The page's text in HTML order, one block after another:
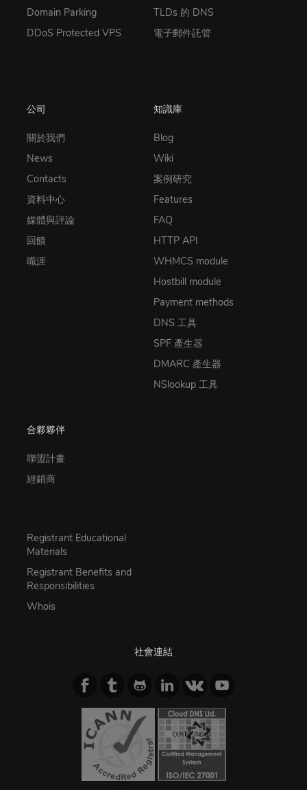
Domain Parking
DDoS Protected VPS
TLDs 的 DNS
電子郵件託管
公司
關於我們
News
Contacts
資料中心
媒體與評論
回饋
職涯
知識庫
Blog
Wiki
案例研究
Features
FAQ
HTTP API
WHMCS module
Hostbill module
Payment methods
DNS 工具
SPF 產生器
DMARC 產生器
NSlookup 工具
合夥夥伴
聯盟計畫
經銷商
Registrant Educational
Materials
Registrant Benefits and
Responsibilities
Whois
社會連結